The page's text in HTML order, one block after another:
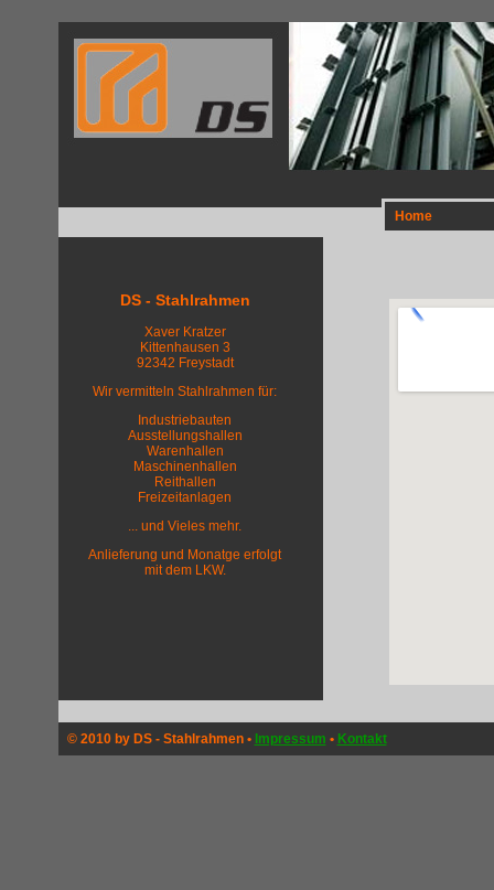
Home
DS - Stahlrahmen
Xaver Kratzer
Kittenhausen 3
92342 Freystadt
Wir vermitteln Stahlrahmen für:
Industriebauten
Ausstellungshallen
Warenhallen
Maschinenhallen
Reithallen
Freizeitanlagen
... und Vieles mehr.
Anlieferung und Monatge erfolgt
mit dem LKW.
© 2010 by DS - Stahlrahmen • Impressum • Kontakt